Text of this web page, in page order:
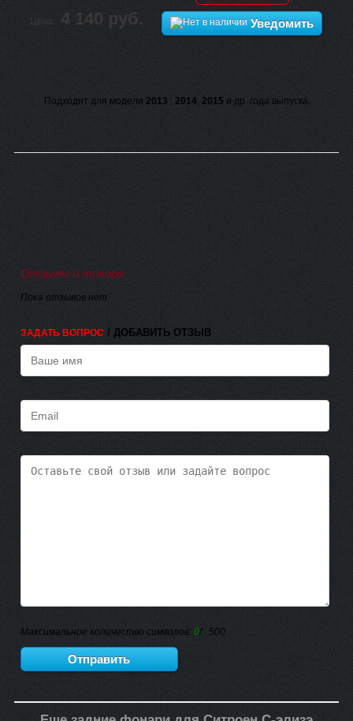
Цена: 4 140 руб. Уведомить
Подходит для модели 2013 , 2014, 2015 и др. года выпуска.
Отзывы о товаре
Пока отзывов нет
ЗАДАТЬ ВОПРОС/ ДОБАВИТЬ ОТЗЫВ
Максимальное количество символов: 0/ 500